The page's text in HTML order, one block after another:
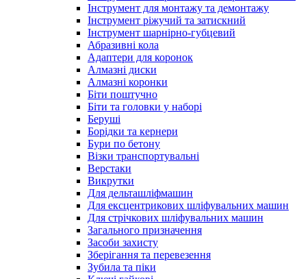
Інструмент для монтажу та демонтажу
Інструмент ріжучий та затискний
Інструмент шарнірно-губцевий
Абразивні кола
Адаптери для коронок
Алмазні диски
Алмазні коронки
Біти поштучно
Біти та головки у наборі
Беруші
Борідки та кернери
Бури по бетону
Візки транспортувальні
Верстаки
Викрутки
Для дельташліфмашин
Для ексцентрикових шліфувальних машин
Для стрічкових шліфувальних машин
Загального призначення
Засоби захисту
Зберігання та перевезення
Зубила та піки